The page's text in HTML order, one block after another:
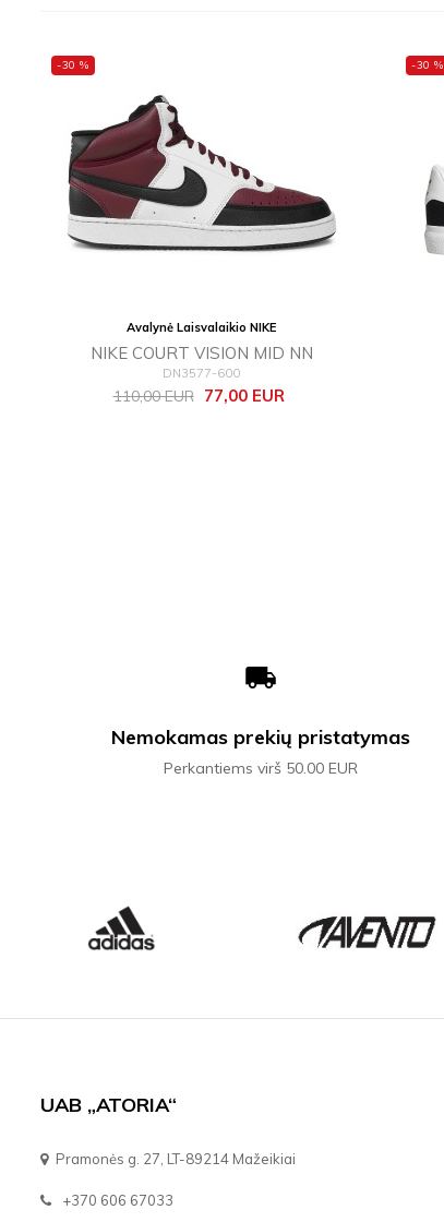
-30 %
Avalynė Laisvalaikio NIKE
NIKE COURT VISION MID NN
DN3577-600
Bazinė
110,00 EUR Kaina
77,00 EUR
-30 %
local_shipping
Nemokamas prekių pristatymas
Perkantiems virš 50.00 EUR
UAB „ATORIA“
Pramonės g. 27, LT-89214 Mažeikiai
+370 606 67033